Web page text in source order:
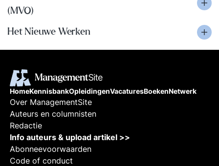
(MVO)
Het Nieuwe Werken
HomeKennisbankOpleidingenVacaturesBoekenNetwerk
Over ManagementSite
Auteurs en columnisten
Redactie
Info auteurs & upload artikel >>
Abonneevoorwaarden
Code of conduct